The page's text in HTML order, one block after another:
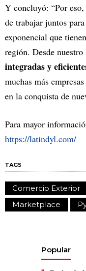
Y concluyó: “Por
de trabajar juntos
exponencial que
región. Desde
integradas y
muchas más
en la conquista de
Para mayor
https://latindyl.com/
TAGS
Comercio Exterior
Marketplace
Popular